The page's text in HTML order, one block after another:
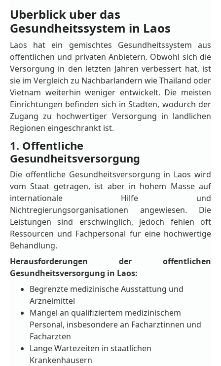
Uberblick uber das
Gesundheitssystem in Laos
Laos hat ein gemischtes Gesundheitssystem aus
offentlichen und privaten Anbietern. Obwohl sich die
Versorgung in den letzten Jahren verbessert hat, ist
sie im Vergleich zu Nachbarlandern wie Thailand oder
Vietnam weiterhin weniger entwickelt. Die meisten
Einrichtungen befinden sich in Stadten, wodurch der
Zugang zu hochwertiger Versorgung in landlichen
Regionen eingeschrankt ist.
1. Offentliche
Gesundheitsversorgung
Die offentliche Gesundheitsversorgung in Laos wird
vom Staat getragen, ist aber in hohem Masse auf
internationale Hilfe und
Nichtregierungsorganisationen angewiesen. Die
Leistungen sind erschwinglich, jedoch fehlen oft
Ressourcen und Fachpersonal fur eine hochwertige
Behandlung.
Herausforderungen der offentlichen
Gesundheitsversorgung in Laos:
Begrenzte medizinische Ausstattung und
Arzneimittel
Mangel an qualifiziertem medizinischem
Personal, insbesondere an Facharztinnen und
Facharzten
Lange Wartezeiten in staatlichen
Krankenhausern